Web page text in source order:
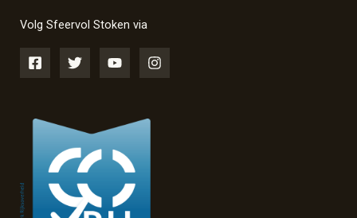
Volg Sfeervol Stoken via